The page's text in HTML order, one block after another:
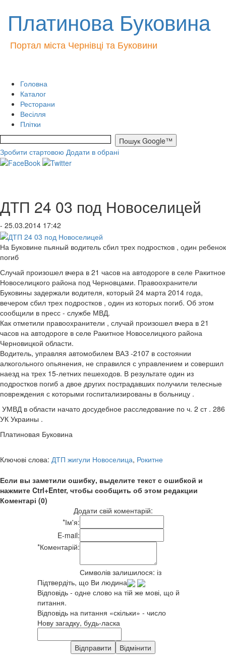
Платинова Буковина
Портал міста Чернівці та Буковини
Головна
Каталог
Ресторани
Весілля
Плітки
Зробити стартовою Додати в обрані
ДТП 24 03 под Новоселицей
- 25.03.2014 17:42
На Буковине пьяный водитель сбил трех подростков , один ребенок
погиб
Случай произошел вчера в 21 часов на автодороге в селе Ракитное
Новоселицкого района под Черновцами. Правоохранители
Буковины задержали водителя, который 24 марта 2014 года,
вечером сбил трех подростков , один из которых погиб. Об этом
сообщили в пресс - службе МВД.
Как отметили правоохранители , случай произошел вчера в 21
часов на автодороге в селе Ракитное Новоселицкого района
Черновицкой области.
Водитель, управляя автомобилем ВАЗ -2107 в состоянии
алкогольного опьянения, не справился с управлением и совершил
наезд на трех 15-летних пешеходов. В результате один из
подростков погиб а двое других пострадавших получили телесные
повреждения с которыми госпитализированы в больницу .
УМВД в области начато досудебное расследование по ч. 2 ст . 286
УК Украины .
Платиновая Буковина
Ключові слова: ДТП жигули Новоселица, Рокитне
Если вы заметили ошибку, выделите текст с ошибкой и
нажмите Ctrl+Enter, чтобы сообщить об этом редакции
Коментарі (0)
Додати свій коментарій:
*Ім'я:
E-mail:
*Коментарій:
Символів залишилося: із
Підтвердіть, що Ви людина
Відповідь - одне слово на тій же мові, що й
питання.
Відповідь на питання «скільки» - число
Нову загадку, будь-ласка